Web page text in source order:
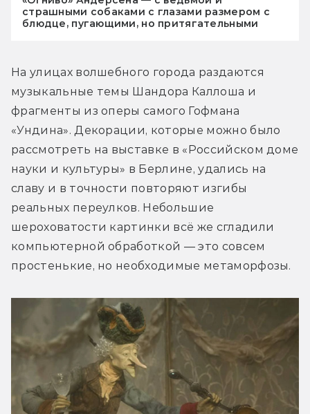
страшными собаками с глазами размером с
блюдце, пугающими, но притягательными
На улицах волшебного города раздаются
музыкальные темы Шандора Каллоша и
фрагменты из оперы самого Гофмана
«Ундина». Декорации, которые можно было
рассмотреть на выставке в «Российском доме
науки и культуры» в Берлине, удались на
славу и в точности повторяют изгибы
реальных переулков. Небольшие
шероховатости картинки всё же сгладили
компьютерной обработкой — это совсем
простенькие, но необходимые метаморфозы.